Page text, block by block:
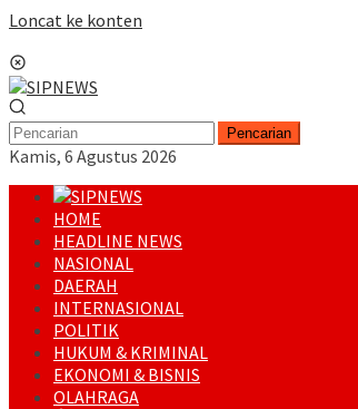
Loncat ke konten
Pencarian
Kamis, 6 Agustus 2026
HOME
HEADLINE NEWS
NASIONAL
DAERAH
INTERNASIONAL
POLITIK
HUKUM & KRIMINAL
EKONOMI & BISNIS
OLAHRAGA